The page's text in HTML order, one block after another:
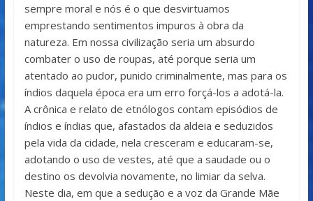
sempre moral e nós é o que desvirtuamos
emprestando sentimentos impuros à obra da
natureza. Em nossa civilização seria um absurdo
combater o uso de roupas, até porque seria um
atentado ao pudor, punido criminalmente, mas para os
índios daquela época era um erro forçá-los a adotá-la.
A crônica e relato de etnólogos contam episódios de
índios e índias que, afastados da aldeia e seduzidos
pela vida da cidade, nela cresceram e educaram-se,
adotando o uso de vestes, até que a saudade ou o
destino os devolvia novamente, no limiar da selva.
Neste dia, em que a sedução e a voz da Grande Mãe